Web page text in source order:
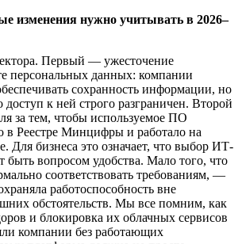
изменения нужно учитывать в 2026–
Первый — ужесточение
персональных данных: компании
сохранность информации, но
доступ к ней строго разграничен. Второй
за тем, чтобы используемое ПО
в Реестре Минцифры и работало на
Для бизнеса это означает, что выбор ИТ-
быть вопросом удобства. Мало того, что
соответствовать требованиям, —
работоспособность вне
обстоятельств. Мы все помним, как
и блокировка их облачных сервисов
компании без работающих